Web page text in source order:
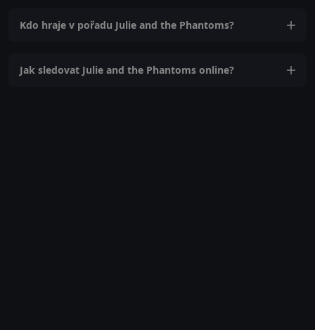
Kdo hraje v pořadu Julie and the Phantoms?
Jak sledovat Julie and the Phantoms online?